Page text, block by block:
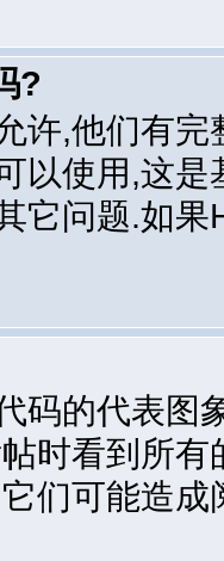
?
许,他们有
以使用,这
它问题.如
码的代表图
时看到所
们可能造